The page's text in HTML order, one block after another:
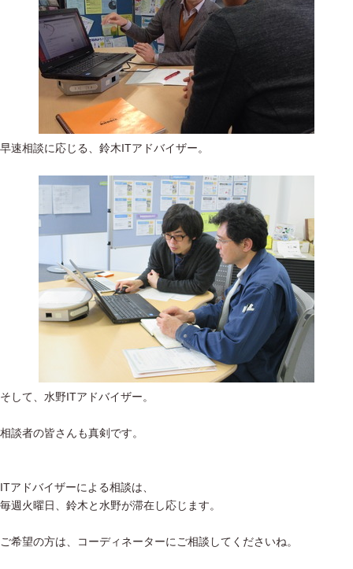
早速相談に応じる、鈴木ITアドバイザー。
そして、水野ITアドバイザー。
相談者の皆さんも真剣です。
ITアドバイザーによる相談は、
毎週火曜日、鈴木と水野が滞在し応じます。
ご希望の方は、コーディネーターにご相談してくださいね。